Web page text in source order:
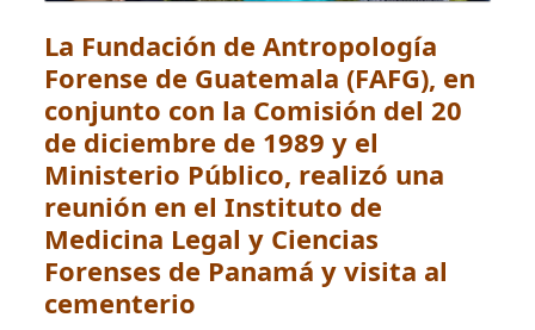
La Fundación de Antropología
Forense de Guatemala (FAFG), en
conjunto con la Comisión del 20
de diciembre de 1989 y el
Ministerio Público, realizó una
reunión en el Instituto de
Medicina Legal y Ciencias
Forenses de Panamá y visita al
cementerio